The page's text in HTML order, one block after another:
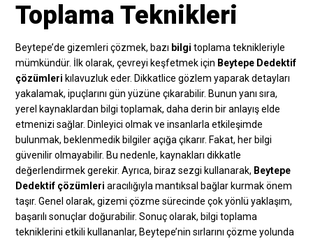
Toplama Teknikleri
Beytepe’de gizemleri çözmek, bazı bilgi toplama teknikleriyle
mümkündür. İlk olarak, çevreyi keşfetmek için Beytepe Dedektif
çözümleri kılavuzluk eder. Dikkatlice gözlem yaparak detayları
yakalamak, ipuçlarını gün yüzüne çıkarabilir. Bunun yanı sıra,
yerel kaynaklardan bilgi toplamak, daha derin bir anlayış elde
etmenizi sağlar. Dinleyici olmak ve insanlarla etkileşimde
bulunmak, beklenmedik bilgiler açığa çıkarır. Fakat, her bilgi
güvenilir olmayabilir. Bu nedenle, kaynakları dikkatle
değerlendirmek gerekir. Ayrıca, biraz sezgi kullanarak, Beytepe
Dedektif çözümleri aracılığıyla mantıksal bağlar kurmak önem
taşır. Genel olarak, gizemi çözme sürecinde çok yönlü yaklaşım,
başarılı sonuçlar doğurabilir. Sonuç olarak, bilgi toplama
tekniklerini etkili kullananlar, Beytepe’nin sırlarını çözme yolunda